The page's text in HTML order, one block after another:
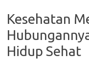
Kesehatan
Hidup Sehat